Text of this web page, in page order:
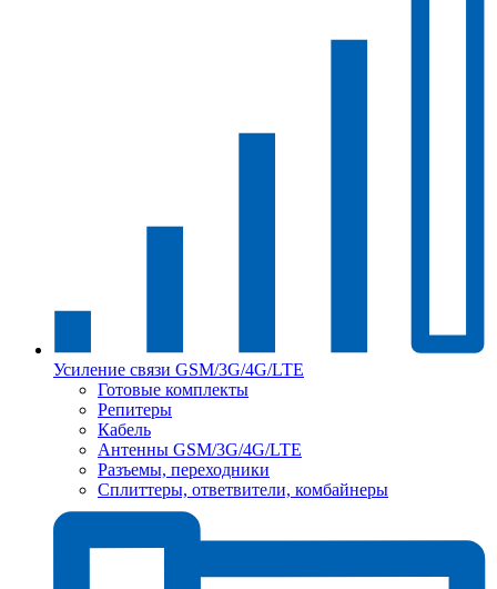
Усиление связи GSM/3G/4G/LTE
Готовые комплекты
Репитеры
Кабель
Антенны GSM/3G/4G/LTE
Разъемы, переходники
Сплиттеры, ответвители, комбайнеры